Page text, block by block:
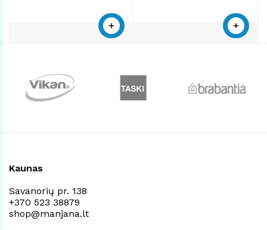
Kaunas
Savanorių pr. 138
+370 523 38879
shop@manjana.lt